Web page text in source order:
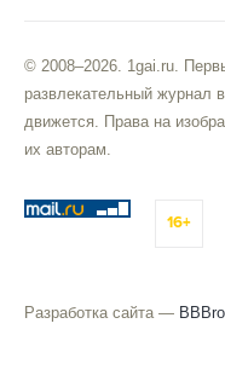
© 2008–2026. 1gai.ru.
развлекательный журнал
движется. Права на
их авторам.
16+
Разработка сайта —